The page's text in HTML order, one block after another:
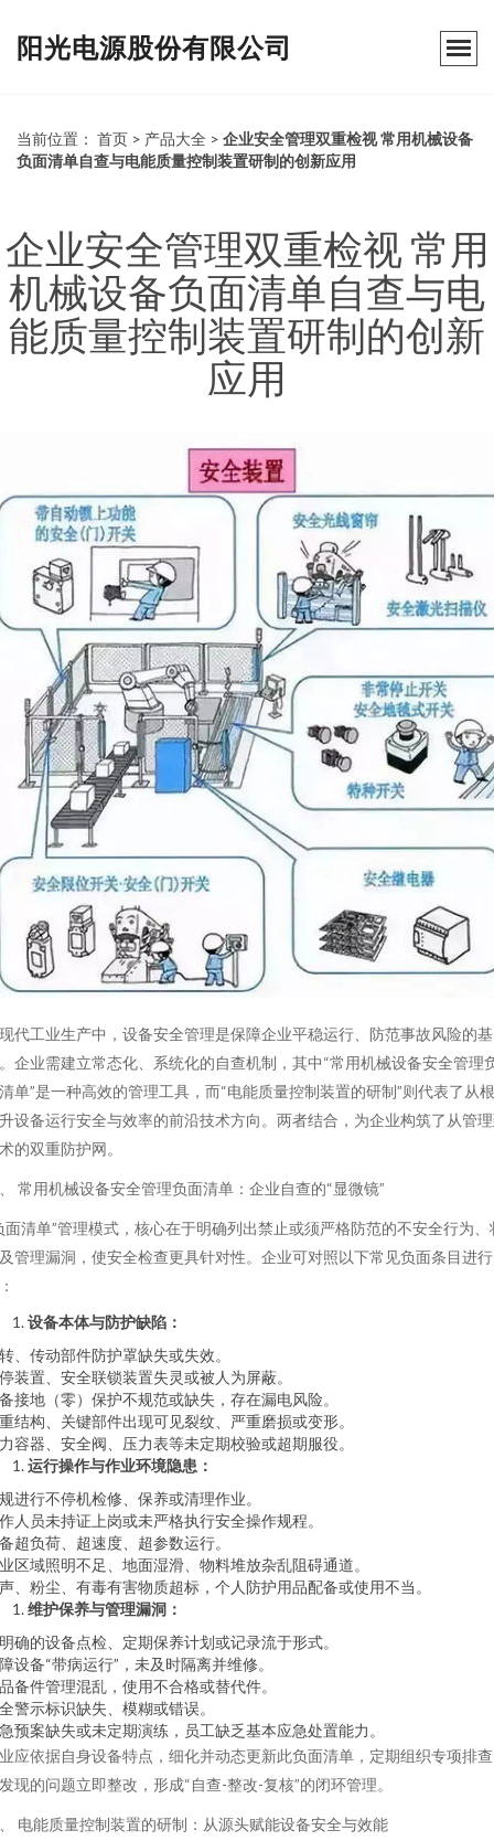
阳光电源股份有限公司
当前位置： 首页 > 产品大全 > 企业安全管理双重检视 常用机械设备
负面清单自查与电能质量控制装置研制的创新应用
企业安全管理双重检视 常用
机械设备负面清单自查与电
能质量控制装置研制的创新
应用
代工业生产中，设备安全管理是保障企业平稳运行、防范事故风险的基
企业需建立常态化、系统化的自查机制，其中“常用机械设备安全管理
单”是一种高效的管理工具，而“电能质量控制装置的研制”则代表了从
设备运行安全与效率的前沿技术方向。两者结合，为企业构筑了从管
的双重防护网。
常用机械设备安全管理负面清单：企业自查的“显微镜”
面清单”管理模式，核心在于明确列出禁止或须严格防范的不安全行为、
管理漏洞，使安全检查更具针对性。企业可对照以下常见负面条目进
设备本体与防护缺陷：
、传动部件防护罩缺失或失效。
装置、安全联锁装置失灵或被人为屏蔽。
接地（零）保护不规范或缺失，存在漏电风险。
结构、关键部件出现可见裂纹、严重磨损或变形。
容器、安全阀、压力表等未定期校验或超期服役。
运行操作与作业环境隐患：
进行不停机检修、保养或清理作业。
人员未持证上岗或未严格执行安全操作规程。
超负荷、超速度、超参数运行。
区域照明不足、地面湿滑、物料堆放杂乱阻碍通道。
、粉尘、有毒有害物质超标，个人防护用品配备或使用不当。
维护保养与管理漏洞：
确的设备点检、定期保养计划或记录流于形式。
设备“带病运行”，未及时隔离并维修。
备件管理混乱，使用不合格或替代件。
警示标识缺失、模糊或错误。
预案缺失或未定期演练，员工缺乏基本应急处置能力。
应依据自身设备特点，细化并动态更新此负面清单，定期组织专项排
现的问题立即整改，形成“自查-整改-复核”的闭环管理。
电能质量控制装置的研制：从源头赋能设备安全与效能